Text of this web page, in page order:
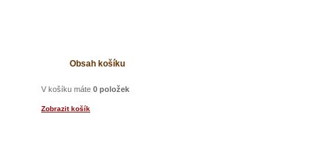
Obsah košíku
V košíku máte 0 položek
Zobrazit košík